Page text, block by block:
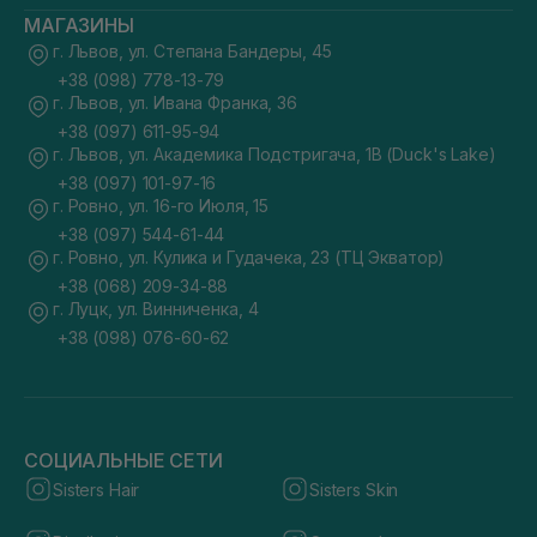
Среди самых известных продуктов бренда особенно
выделяются SPF-средства, продукты с витамином U и
формулы для восстановления барьера кожи после
процедур. Многие покупатели ценят этого производителя
за то, что он сочетает полезные свойства и комфортные
текстуры. Популярность также имеют кушоны бренда. Эти
средства подстраиваются под тон лица с помощью
компонентов, рассеивающих свет, маскируют недостатки и
Ассортимент CU SKIN построен так, чтобы человек мог
собрать полноценную систему ухода под собственные
потребности. У бренда есть как базовые средства для
ежедневной рутины, так и специальные линейки для
восстановления после процедур.
МАГАЗИНЫ
г. Львов, ул. Степана Бандеры, 45
+38 (098) 778-13-79
г. Львов, ул. Ивана Франка, 36
+38 (097) 611-95-94
г. Львов, ул. Академика Подстригача, 1В (Duck's Lake)
+38 (097) 101-97-16
г. Ровно, ул. 16-го Июля, 15
+38 (097) 544-61-44
г. Ровно, ул. Кулика и Гудачека, 23 (ТЦ Экватор)
+38 (068) 209-34-88
г. Луцк, ул. Винниченка, 4
+38 (098) 076-60-62
СОЦИАЛЬНЫЕ СЕТИ
Sisters Hair Sisters Skin